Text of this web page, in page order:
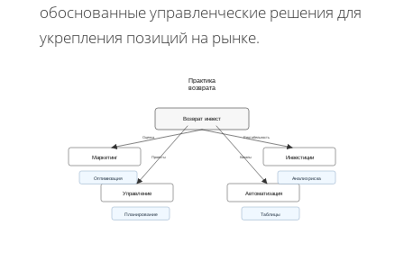
обоснованные управленческие решения для
укрепления позиций на рынке.
Практика
возврата
Возврат инвест
Маркетинг Инвестиции
Управление Автоматизация
Оптимизация Анализ риска
Планирование Таблицы
Оценка Рентабельность
Проекты Каналы